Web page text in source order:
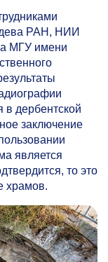
РАН, НИИ
МГУ имени
в дербентской
заключение
является
то это
храмов.